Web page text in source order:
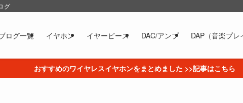
グ
ログ一覧 イヤホン イヤーピース DAC/アンプ DAP（音楽プレ
おすすめのワイヤレスイヤホンをまとめました >>記事はこちら